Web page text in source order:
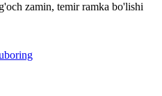
zamin, temir ramka bo'lishi